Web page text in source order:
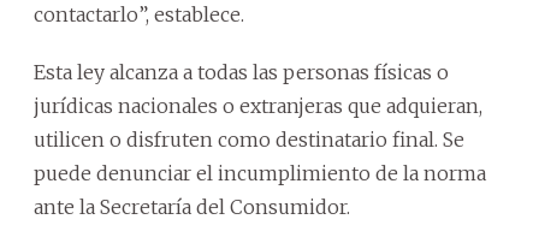
contactarlo”, establece.
Esta ley alcanza a todas las personas físicas o
jurídicas nacionales o extranjeras que adquieran,
utilicen o disfruten como destinatario final. Se
puede denunciar el incumplimiento de la norma
ante la Secretaría del Consumidor.